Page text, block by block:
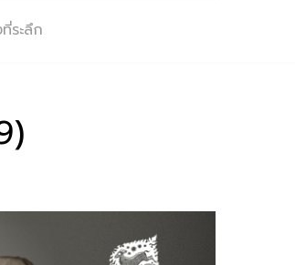
ระลึก